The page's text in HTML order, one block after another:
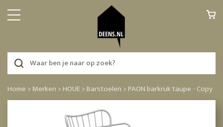
Home >Merken >HOUE >Barstoelen >PAON barkruk taupe - Copy